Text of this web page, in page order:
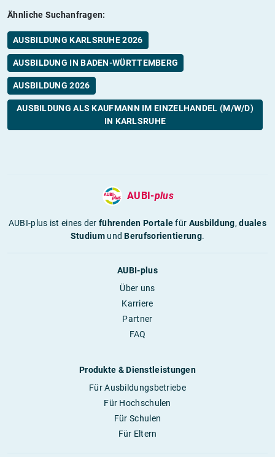
Ähnliche Suchanfragen:
AUSBILDUNG KARLSRUHE 2026
AUSBILDUNG IN BADEN-WÜRTTEMBERG
AUSBILDUNG 2026
AUSBILDUNG ALS KAUFMANN IM EINZELHANDEL (M/W/D)
IN KARLSRUHE
AUBI-plus
AUBI-plus ist eines derführenden Portalefür Ausbildung,duales
StudiumundBerufsorientierung.
AUBI-plus
Über uns
Karriere
Partner
FAQ
Produkte & Dienstleistungen
Für Ausbildungsbetriebe
Für Hochschulen
Für Schulen
Für Eltern